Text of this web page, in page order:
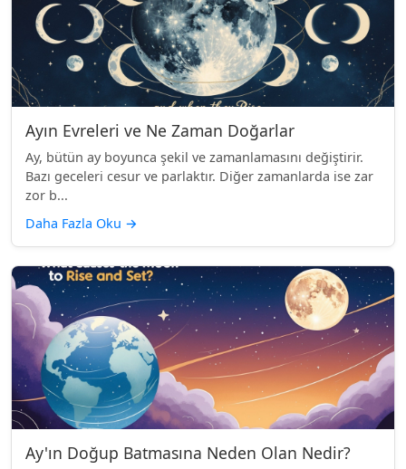
Ayın Evreleri ve Ne Zaman Doğarlar
Ay, bütün ay boyunca şekil ve zamanlamasını değiştirir.
Bazı geceleri cesur ve parlaktır. Diğer zamanlarda ise zar
zor b...
Daha Fazla Oku →
Ay'ın Doğup Batmasına Neden Olan Nedir?